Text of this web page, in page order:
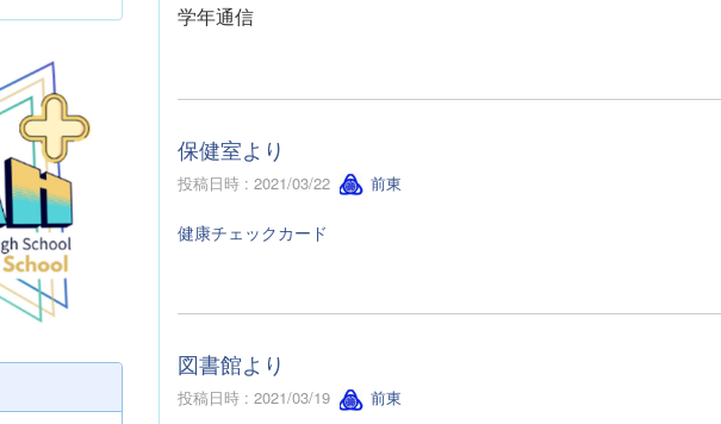
学年通信
保健室より
投稿日時 : 2021/03/22 前東
健康チェックカード
図書館より
投稿日時 : 2021/03/19 前東